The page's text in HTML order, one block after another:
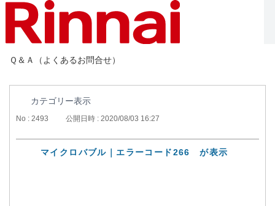
Ｑ＆Ａ（よくあるお問合せ）
カテゴリー表示
No : 2493 公開日時 : 2020/08/03 16:27
マイクロバブル｜エラーコード266 が表示